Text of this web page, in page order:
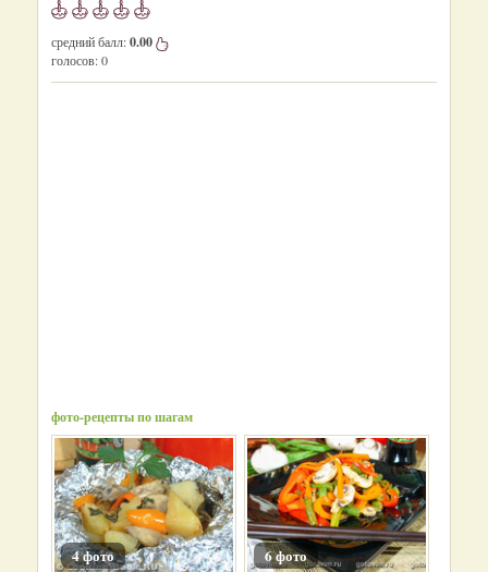
средний балл:0.00
голосов:0
фото-рецепты по шагам
4 фото 6 фото